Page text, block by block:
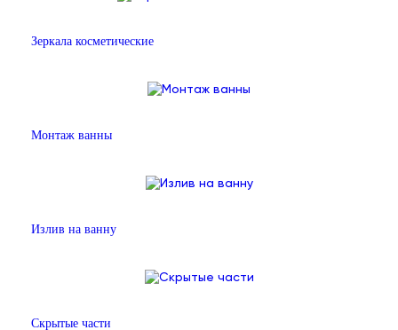
Зеркала косметические
Монтаж ванны
Излив на ванну
Скрытые части